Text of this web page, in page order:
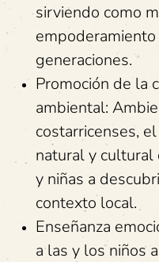
sirviendo como
generaciones.
Promoción de la
ambiental:
costarricenses,
natural y cultural
y niñas a
contexto local.
Enseñanza
a las y los niños